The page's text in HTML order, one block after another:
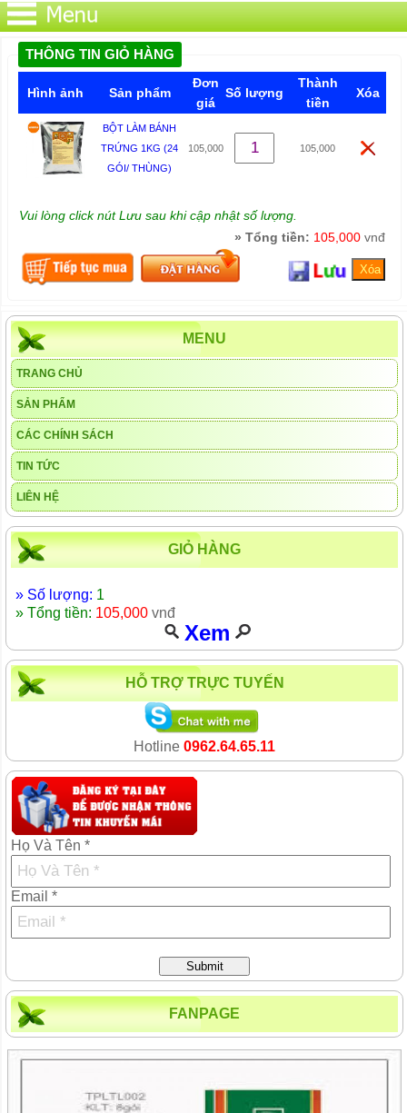
THÔNG TIN GIỎ HÀNG
Hình ảnh Sản phẩm
Đơn
giá
Số lượng
Thành
tiền
Xóa
BỘT LÀM BÁNH
TRỨNG 1KG (24
GÓI/ THÙNG)
105,000 105,000
Vui lòng click nút Lưu sau khi cập nhật số lượng.
» Tổng tiền: 105,000vnđ
MENU
TRANG CHỦ
SẢN PHẨM
CÁC CHÍNH SÁCH
TIN TỨC
LIÊN HỆ
GIỎ HÀNG
» Số lượng: 1
» Tổng tiền: 105,000 vnđ
Xem
HỖ TRỢ TRỰC TUYẾN
Hotline 0962.64.65.11
Họ Và Tên *
Email *
Submit
FANPAGE